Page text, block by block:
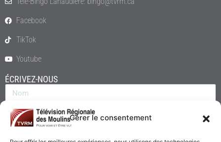
Gérer le consentement
Facebook
TikTok
Youtube
ÉCRIVEZ-NOUS